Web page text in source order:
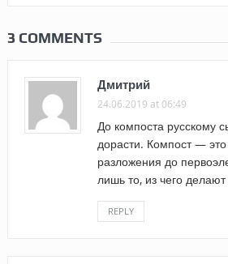
3 COMMENTS
Дмитрий
24.06.2019 at 06:49
До компоста русскому
дорасти. Компост — это
разложения до
лишь то, из чего
REPLY